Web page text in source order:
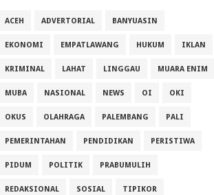
ACEH ADVERTORIAL BANYUASIN
EKONOMI EMPATLAWANG HUKUM IKLAN
KRIMINAL LAHAT LINGGAU MUARA ENIM
MUBA NASIONAL NEWS OI OKI
OKUS OLAHRAGA PALEMBANG PALI
PEMERINTAHAN PENDIDIKAN PERISTIWA
PIDUM POLITIK PRABUMULIH
REDAKSIONAL SOSIAL TIPIKOR